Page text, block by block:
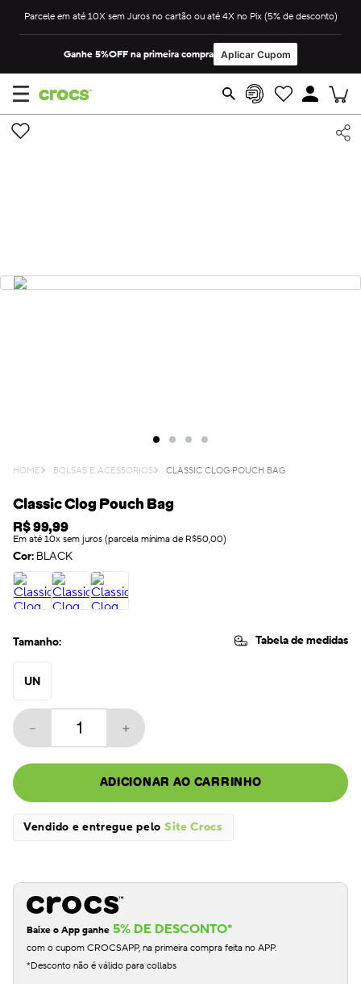
Parcele em até 10X sem Juros no cartão ou até 4X no Pix (5% de desconto)
Ganhe 5%OFF na primeira compra Aplicar Cupom
BOLSAS E ACESSORIOS CLASSIC CLOG POUCH BAG
Classic Clog Pouch Bag
R$99,99
Em até 10x sem juros (parcela mínima de R$50,00)
Cor: BLACK
Tamanho: Tabela de medidas
UN
＋
－
ADICIONAR AO CARRINHO
Vendido e entregue pelo Site Crocs
Baixe o App ganhe 5% DE DESCONTO*
com o cupom CROCSAPP, na primeira compra feita no APP.
*Desconto não é válido para collabs